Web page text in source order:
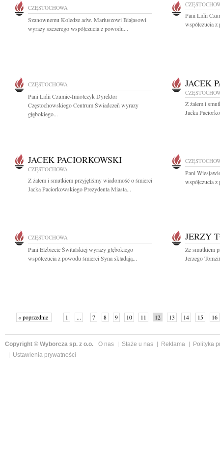
CZĘSTOCHOWA
Szanownemu Koledze adw. Mariuszowi Białasowi
wyrazy szczerego współczucia z powodu...
Pani Lidii
współczucia
CZĘSTOCHOWA
Pani Lidii Czumie-Imiołczyk Dyrektor
Częstochowskiego Centrum Świadczeñ wyrazy
głębokiego...
JACEK
Z żalem i
Jacka
JACEK PACIORKOWSKI
CZĘSTOCHOWA
Z żalem i smutkiem przyjęliśmy wiadomość o śmierci
Jacka Paciorkowskiego Prezydenta Miasta...
Pani
współczucia
CZĘSTOCHOWA
Pani Elżbiecie Świtalskiej wyrazy głębokiego
współczucia z powodu śmierci Syna składają...
JERZY
Ze smutkiem
Jerzego
« poprzednie 1 ... 7 8 9 10 11 12 13 14 15 16
Copyright © Wyborcza sp. z o.o. O nas Staże u nas Reklama
Polityka
Ustawienia prywatności